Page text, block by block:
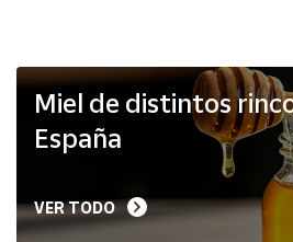
Vendedores
Mapa de
Hazte
vendedor
Miel de distintos
España
VER TODO